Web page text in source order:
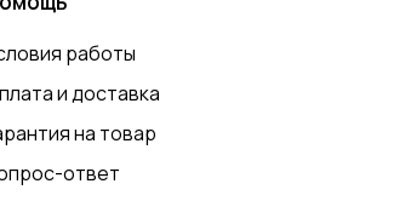
работы
и доставка
на товар
ответ